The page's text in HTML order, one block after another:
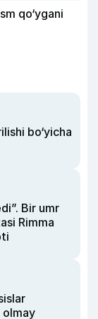
qo‘ygani
bo‘yicha
Bir umr
Rimma
olmay